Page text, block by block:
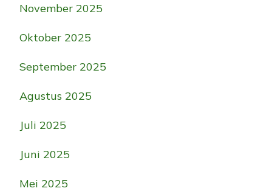
November 2025
Oktober 2025
September 2025
Agustus 2025
Juli 2025
Juni 2025
Mei 2025